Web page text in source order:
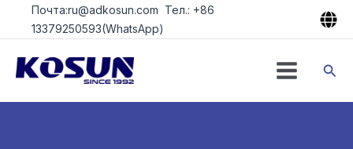
ПерейтиПочта:ru@adkosun.com Тел.: +86
13379250593(WhatsApp)